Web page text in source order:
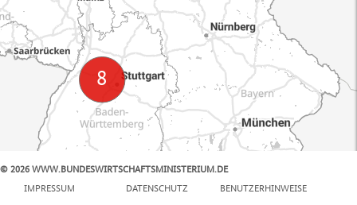
© 2026 WWW.BUNDESWIRTSCHAFTSMINISTERIUM.DE
IMPRESSUM
DATENSCHUTZ BENUTZERHINWEISE